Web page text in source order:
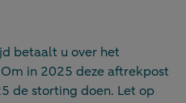
betaalt u over het
in 2025 deze aftrekpost
de storting doen. Let op